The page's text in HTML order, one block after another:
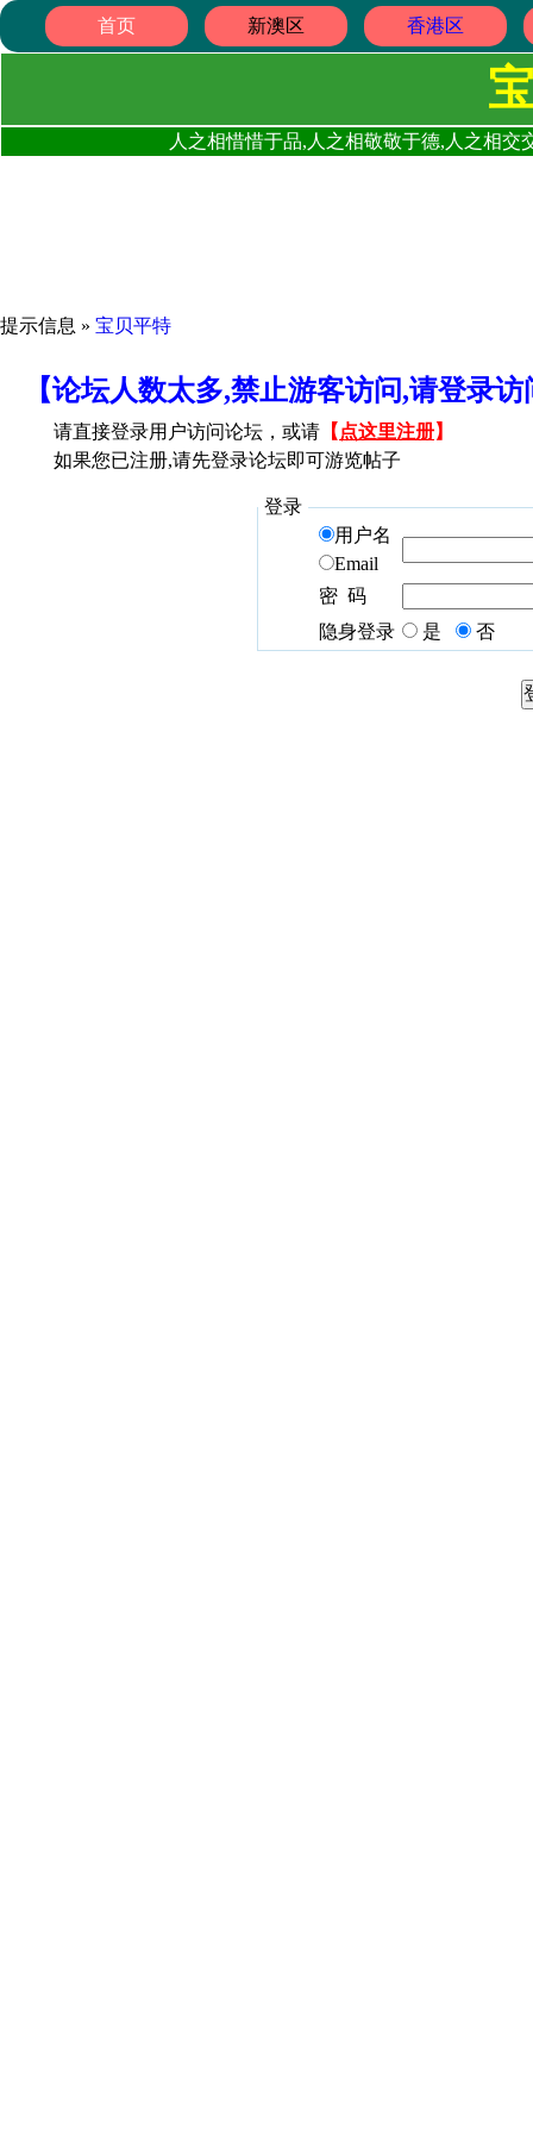
首页 新澳区 香港区
人之相惜惜于品,人之相敬敬于德,人之相
提示信息 » 宝贝平特
【论坛人数太多,禁止游客访问,请登录
请直接登录用户访问论坛，或请 【 点这里注册】
如果您已注册,请先登录论坛即可游览帖子
登录
用户名
Email
密 码
隐身登录
是 否